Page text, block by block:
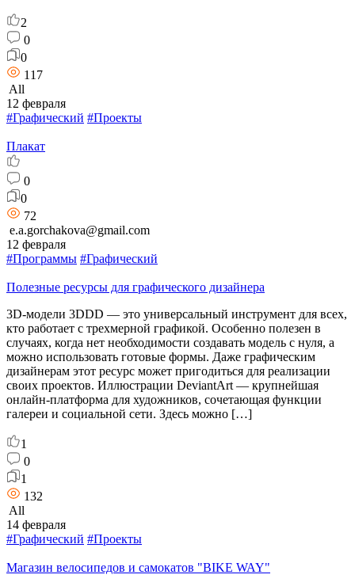
2
0
0
117
All
12 февраля
#Графический #Проекты
Плакат
0
0
72
e.a.gorchakova@gmail.com
12 февраля
#Программы #Графический
Полезные ресурсы для графического дизайнера
3D-модели 3DDD — это универсальный инструмент для всех,
кто работает с трехмерной графикой. Особенно полезен в
случаях, когда нет необходимости создавать модель с нуля, а
можно использовать готовые формы. Даже графическим
дизайнерам этот ресурс может пригодиться для реализации
своих проектов. Иллюстрации DeviantArt — крупнейшая
онлайн-платформа для художников, сочетающая функции
галереи и социальной сети. Здесь можно […]
1
0
1
132
All
14 февраля
#Графический #Проекты
Магазин велосипедов и самокатов "BIKE WAY"